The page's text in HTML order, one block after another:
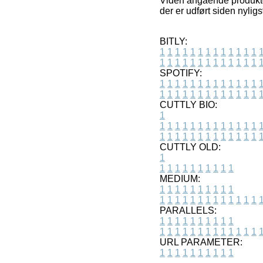
der er udført siden
BITLY:
1 1 1 1 1 1 1 1 1 1 1 1 1 1
1 1 1 1 1 1 1 1 1 1 1 1 1 1
SPOTIFY:
1 1 1 1 1 1 1 1 1 1 1 1 1 1
1 1 1 1 1 1 1 1 1 1 1 1 1 1
CUTTLY BIO:
1
1 1 1 1 1 1 1 1 1 1 1 1 1 1
1 1 1 1 1 1 1 1 1 1 1 1 1 1
CUTTLY OLD:
1
1 1 1 1 1 1 1 1 1 1
MEDIUM:
1 1 1 1 1 1 1 1 1 1
1 1 1 1 1 1 1 1 1 1 1 1 1 1
PARALLELS:
1 1 1 1 1 1 1 1 1 1
1 1 1 1 1 1 1 1 1 1 1 1 1 1
URL PARAMETER:
1 1 1 1 1 1 1 1 1 1